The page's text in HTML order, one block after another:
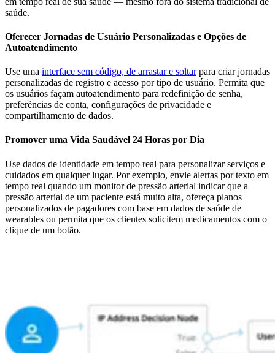
saúde.
Oferecer Jornadas de Usuário Personalizadas e Opções de
Autoatendimento
Use uma interface sem código, de arrastar e soltarpara criar jornadas
personalizadas de registro e acesso por tipo de usuário. Permita que
os usuários façam autoatendimento para redefinição de senha,
preferências de conta, configurações de privacidade e
compartilhamento de dados.
Promover uma Vida Saudável 24 Horas por Dia
Use dados de identidade em tempo real para personalizar serviços e
cuidados em qualquer lugar. Por exemplo, envie alertas por texto em
tempo real quando um monitor de pressão arterial indicar que a
pressão arterial de um paciente está muito alta, ofereça planos
personalizados de pagadores com base em dados de saúde de
wearables ou permita que os clientes solicitem medicamentos com o
clique de um botão.